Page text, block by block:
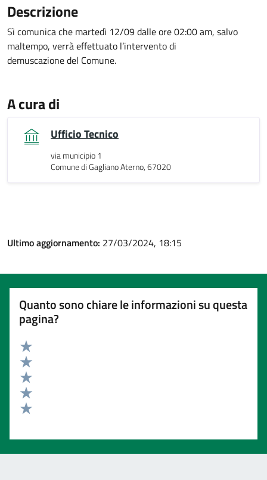
Descrizione
Sì comunica che martedì 12/09 dalle ore 02:00 am, salvo
maltempo, verrà effettuato l’intervento di
demuscazione del Comune.
A cura di
Ufficio Tecnico
via municipio 1
Comune di Gagliano Aterno, 67020
Ultimo aggiornamento: 27/03/2024, 18:15
Quanto sono chiare le informazioni su questa
pagina?
Valuta 5 stelle su 5
Valuta 4 stelle su 5
Valuta 3 stelle su 5
Valuta 2 stelle su 5